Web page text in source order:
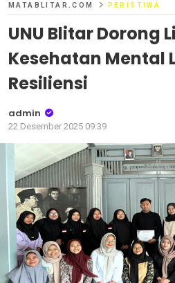
MATABLITAR.COM PERISTIWA
UNU Blitar Dorong
Kesehatan Mental
Resiliensi
admin
22 Desember 2025 09:39